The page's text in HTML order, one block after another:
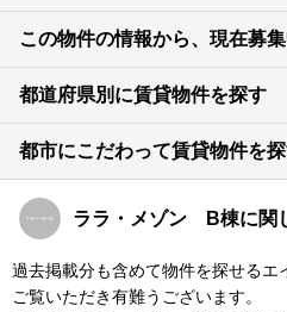
この物件の情報から、現在募
都道府県別に賃貸物件を探す
都市にこだわって賃貸物件を
ララ・メゾン B棟に関
過去掲載分も含めて物件を探せるエ
ご覧いただき有難うございます。